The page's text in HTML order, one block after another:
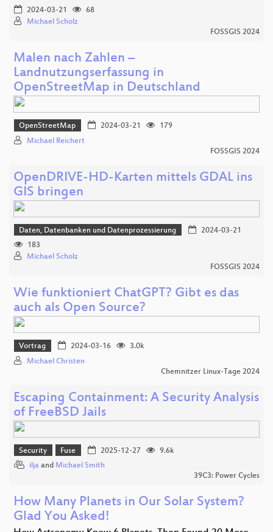
2024-03-21
68
Michael Scholz
FOSSGIS 2024
Malen nach Zahlen –
Landnutzungserfassung in
OpenStreetMap in Deutschland
OpenStreetMap 2024-03-21
179
Michael Reichert
FOSSGIS 2024
OpenDRIVE-HD-Karten mittels GDAL ins
GIS bringen
Daten, Datenbanken und Datenprozessierung
2024-03-21
183
Michael Scholz
FOSSGIS 2024
Wie funktioniert ChatGPT? Gibt es das
auch als Open Source?
Vortrag 2024-03-16
3.0k
Michael Christen
Chemnitzer Linux-Tage 2024
Escaping Containment: A Security Analysis
of FreeBSD Jails
Security Fuse 2025-12-27
9.6k
ilja and Michael Smith
39C3: Power Cycles
How Many Planets in Our Solar System?
Glad You Asked!